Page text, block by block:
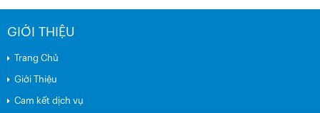
GIỚI THIỆU
Trang Chủ
Giới Thiệu
Cam kết dịch vụ